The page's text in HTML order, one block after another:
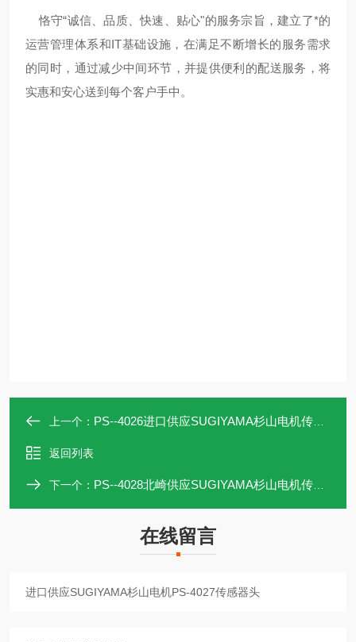
恪守“诚信、品质、快速、贴心"的服务宗旨，建立了*的
运营管理体系和IT基础设施，在满足不断增长的服务需求
的同时，通过减少中间环节，并提供便利的配送服务，将
实惠和安心送到每个客户手中。
上一个： PS--4026进口供应SUGIYAMA杉山电机传感器头PS-4026
返回列表
下一个： PS--4028北崎供应SUGIYAMA杉山电机传感器头PS-4028
在线留言